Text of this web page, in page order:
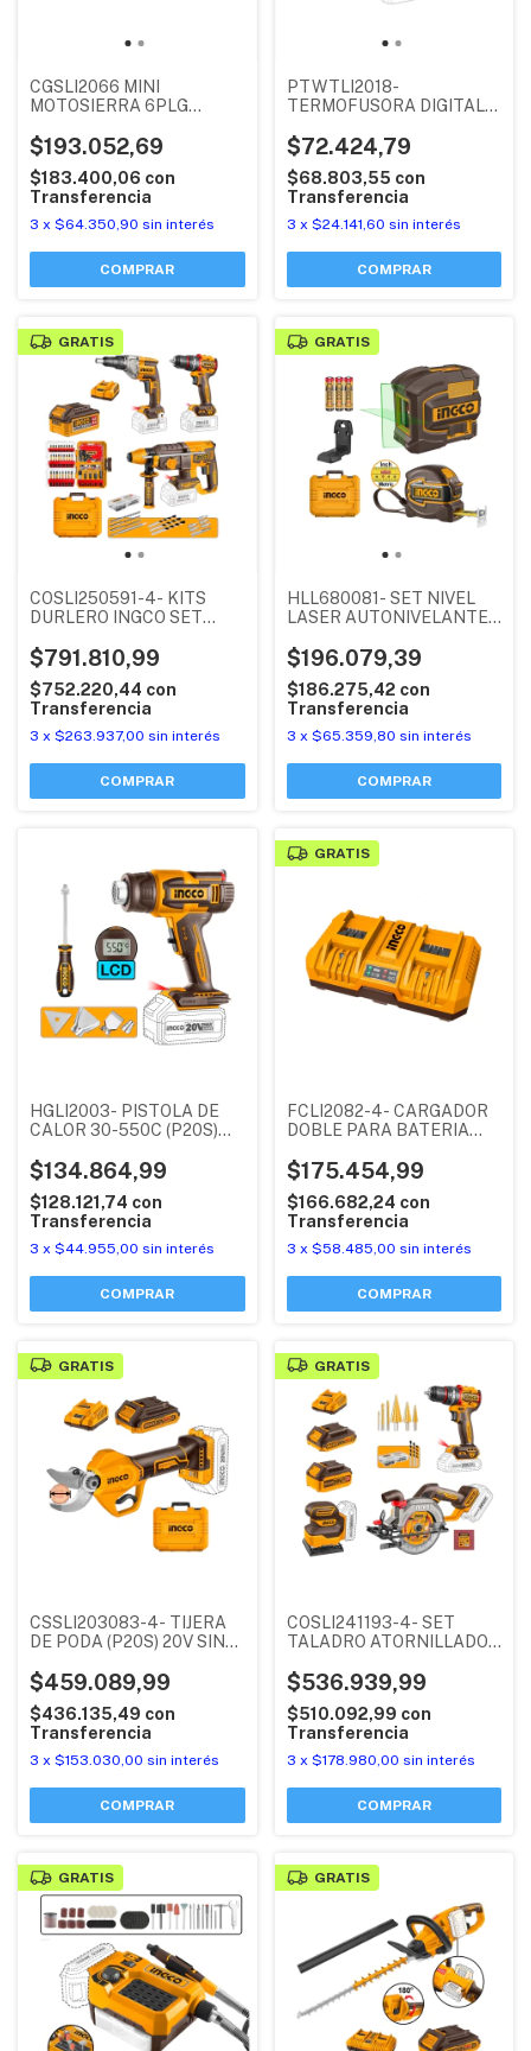
CGSLI2066 MINI
MOTOSIERRA 6PLG
BRUSHLESS (SIN BATERIA
NI CARGADOR) INGCO
INDUSTRIAL
$193.052,69
$183.400,06 con
Transferencia
3 x $64.350,90 sin interés
PTWTLI2018-
TERMOFUSORA DIGITAL
(SIN BATERIA NI
CARGADOR)
$72.424,79
$68.803,55 con
Transferencia
3 x $24.141,60 sin interés
GRATIS
COSLI250591-4- KITS
DURLERO INGCO SET
PERCUTOR +
ATORNILLADOR PARA
YESO + ROTOMARTILLO
$791.810,99
$752.220,44 con
Transferencia
3 x $263.937,00 sin interés
GRATIS
HLL680081- SET NIVEL
LASER AUTONIVELANTE
METRICA 5MTS INGCO
INDUSTRIAL
$196.079,39
$186.275,42 con
Transferencia
3 x $65.359,80 sin interés
HGLI2003- PISTOLA DE
CALOR 30-550C (P20S)
(SIN BATERIA NI
CARGADOR) INDUSTRIAL
INGCO
$134.864,99
$128.121,74 con
Transferencia
3 x $44.955,00 sin interés
GRATIS
FCLI2082-4- CARGADOR
DOBLE PARA BATERIA
INDUSTRIAL INGCO
$175.454,99
$166.682,24 con
Transferencia
3 x $58.485,00 sin interés
GRATIS
CSSLI203083-4- TIJERA
DE PODA (P20S) 20V SIN
2AH + CARGADOR 2AH
INDUSTRIAL INGCO
$459.089,99
$436.135,49 con
Transferencia
3 x $153.030,00 sin interés
GRATIS
COSLI241193-4- SET
TALADRO ATORNILLADOR
CIRCULAR + LIJADORA +
BATERIA 4AH + BATERIA
2AH + CARGADOR 2AH +
ACCESORIOS INGCO
$536.939,99
$510.092,99 con
Transferencia
3 x $178.980,00 sin interés
GRATIS GRATIS